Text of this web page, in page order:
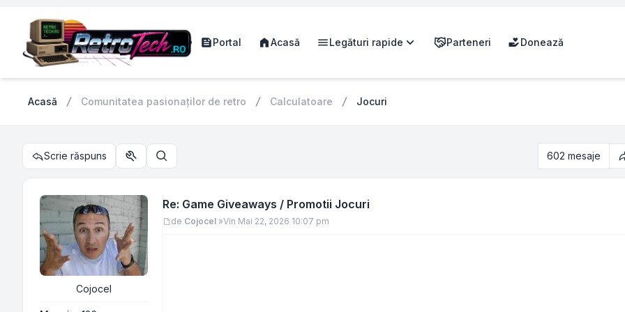
Portal Acasă Legături rapide Parteneri Donează
Acasă Comunitatea pasionaților de retro Calculatoare Jocuri
Scrie răspuns Utilitare subiect
Căutare 602 mesaje
Cojocel
Re: Game Giveaways / Promotii Jocuri
Mesaj
de Cojocel »Vin Mai 22, 2026 10:07 pm